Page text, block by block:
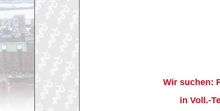
Wir suchen:
in Voll.-